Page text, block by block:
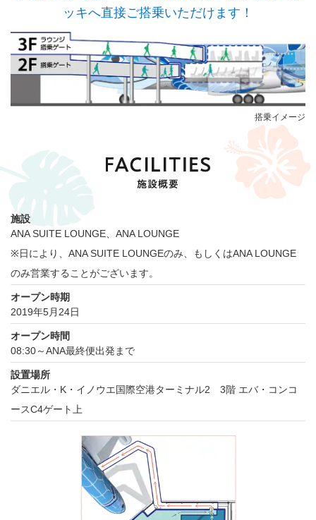
ッキへ直接ご搭乗いただけます！
搭乗イメージ
施設
ANA SUITE LOUNGE、ANA LOUNGE
※日により、ANA SUITE LOUNGEのみ、もしくはANA LOUNGE
のみ営業することがございます。
オープン時期
2019年5月24日
オープン時間
08:30～ANA最終便出発まで
設置場所
ダニエル・K・イノウエ国際空港ターミナル2 3階 エバ・コンコ
ースC4ゲート上